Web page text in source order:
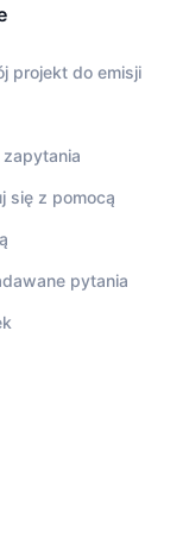
projekt do emisji
zapytania
się z pomocą
pytania